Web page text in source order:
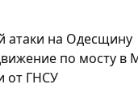
атаки на Одесщину
по мосту в
от ГНСУ